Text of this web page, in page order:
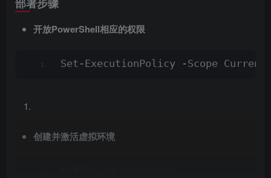
开放PowerShell相应的权限
Set-ExecutionPolicy -Scope
创建并激活虚拟环境